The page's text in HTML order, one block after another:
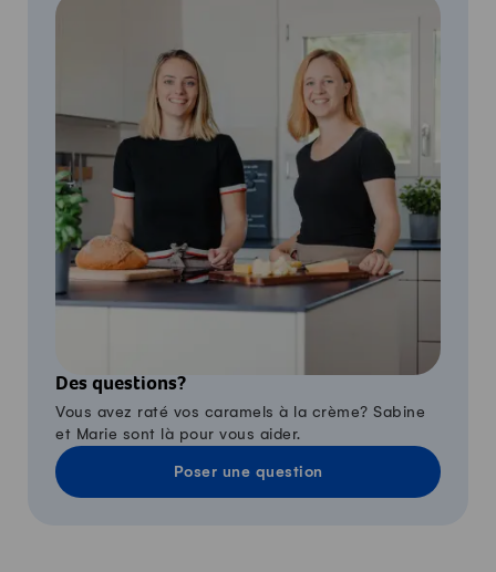
Des questions?
Vous avez raté vos caramels à la crème? Sabine
et Marie sont là pour vous aider.
Poser une question